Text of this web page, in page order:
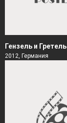
Гензель и Гретель
2012, Германия